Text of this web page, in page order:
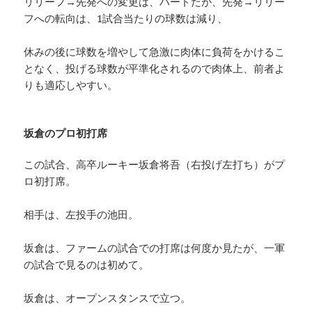
フへの転向は、1試合当たりの球数は減り、
休みの後に球数を増やして急激に肉体に負荷をかけるこ
となく、投げる球数が平準化されるので肉体上、前者よ
りも適応しやすい。
坂倉のプロ初打席
この試合、高卒ルーキー坂倉将吾（右投げ左打ち）がプ
ロ初打席。
相手は、左投手の池田。
坂倉は、ファームの試合での打席は何度か見たが、一軍
の試合で見るのは初めて。
坂倉は、オープンスタンスで立つ。